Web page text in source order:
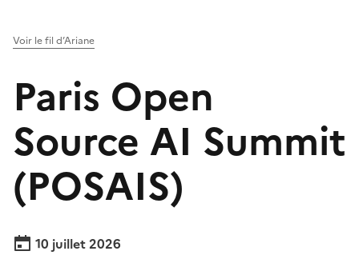
Voir le fil d’Ariane
Paris Open
Source AI Summit
(POSAIS)
10 juillet 2026